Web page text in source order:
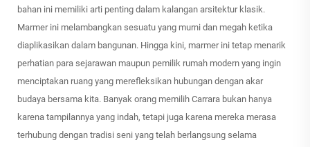
bahan ini memiliki arti penting dalam kalangan arsitektur klasik.
Marmer ini melambangkan sesuatu yang murni dan megah ketika
diaplikasikan dalam bangunan. Hingga kini, marmer ini tetap menarik
perhatian para sejarawan maupun pemilik rumah modern yang ingin
menciptakan ruang yang merefleksikan hubungan dengan akar
budaya bersama kita. Banyak orang memilih Carrara bukan hanya
karena tampilannya yang indah, tetapi juga karena mereka merasa
terhubung dengan tradisi seni yang telah berlangsung selama